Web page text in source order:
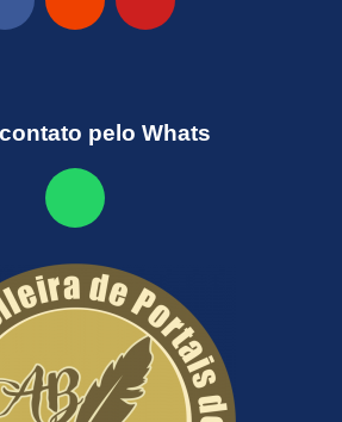
pelo Whats